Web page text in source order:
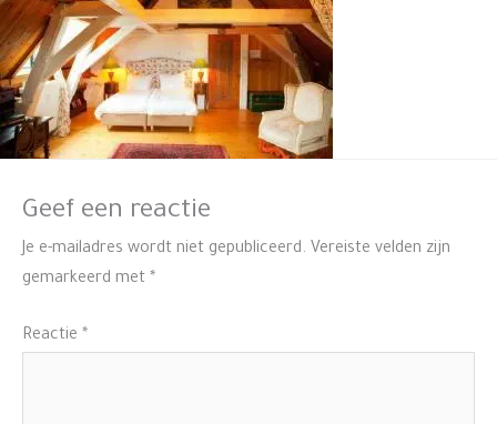
Geef een reactie
Je e-mailadres wordt niet gepubliceerd. Vereiste velden zijn
gemarkeerd met *
Reactie *